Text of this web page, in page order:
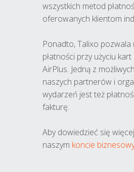
wszystkich metod
oferowanych klientom
Ponadto, Talixo pozwala
płatności przy użyciu
AirPlus. Jedną z
naszych partnerów i
wydarzeń jest też
fakturę.
Aby dowiedzieć się
naszym koncie